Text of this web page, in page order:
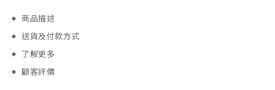
商品描述
送貨及付款方式
了解更多
顧客評價